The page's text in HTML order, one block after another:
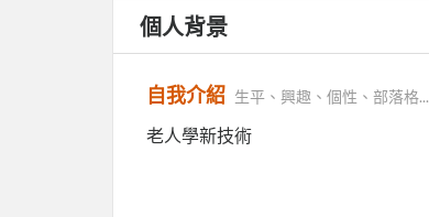
個人背景
自我介紹 生平、興趣、個性、部落格...
老人學新技術